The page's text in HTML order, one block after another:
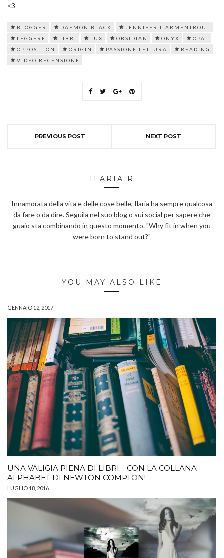
<3
BLOGGER DAEMON BLACK
JENNIFER L.ARMENTROUT
LEGGERE
LIBRI LUX OBSIDIAN ONYX
OPAL
OPPOSITION
ORIGIN PASSIONE LETTURA
READING
VIDEO RECENSIONE
PREVIOUS POST NEXT POST
ILARIA R
Innamorata della vita e delle cose belle, Ilaria ha sempre qualcosa
da fare o da dire. Seguila nel suo blog o sui social per sapere che
guaio sta combinando in questo momento. "Why fit in when you
were born to stand out?"
YOU MAY ALSO LIKE
GENNAIO 12, 2017
UNA VALIGIA PIENA DI LIBRI… CON LA COLLANA
ALPHABET DI NEWTON COMPTON!
LUGLIO 18, 2016